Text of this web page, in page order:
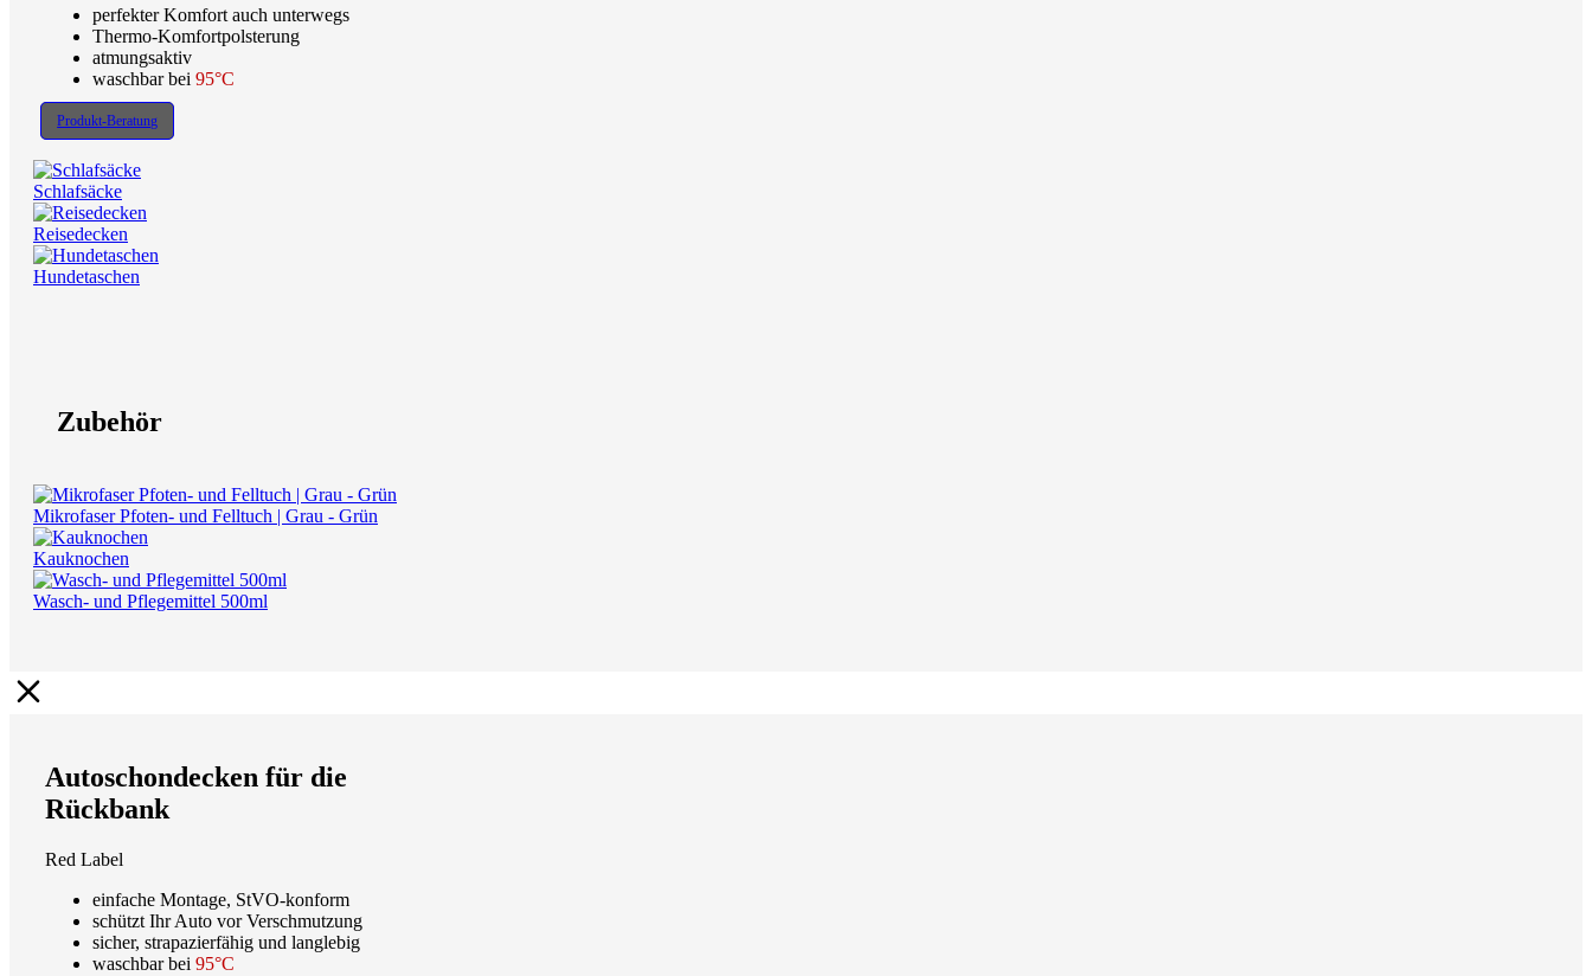
perfekter Komfort auch unterwegs
Thermo-Komfortpolsterung
atmungsaktiv
waschbar bei 95°C
Produkt-Beratung
Schlafsäcke
Reisedecken
Hundetaschen
Zubehör
Mikrofaser Pfoten- und Felltuch | Grau - Grün
Kauknochen
Wasch- und Pflegemittel 500ml
Autoschondecken für die
Rückbank
Red Label
einfache Montage, StVO-konform
schützt Ihr Auto vor Verschmutzung
sicher, strapazierfähig und langlebig
waschbar bei 95°C